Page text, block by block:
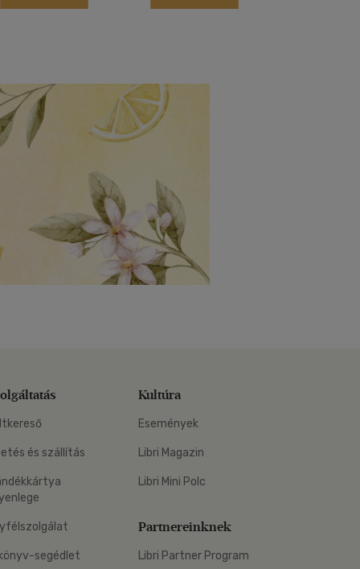
és szállítás
segédlet
Kultúra
Események
Libri Magazin
Libri Mini Polc
Partnereinknek
Libri Partner Program